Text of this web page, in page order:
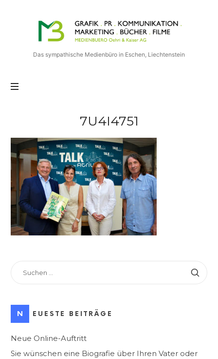
Medienbuero
Oehri
&
Kaiser
AG
Das sympathische Medienbüro in Eschen, Liechtenstein
7U4I4751
SUCHEN
NACH:
NEUESTE BEITRÄGE
Neue Online-Auftritt
Sie wünschen eine Biografie über Ihren Vater oder